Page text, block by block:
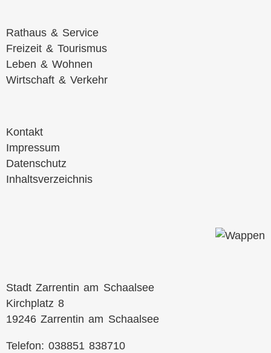
Navigation
überspringen
Rathaus & Service
Freizeit & Tourismus
Leben & Wohnen
Wirtschaft & Verkehr
Navigation
überspringen
Kontakt
Impressum
Datenschutz
Inhaltsverzeichnis
Stadt Zarrentin am Schaalsee
Kirchplatz 8
19246 Zarrentin am Schaalsee
Telefon: 038851 838710